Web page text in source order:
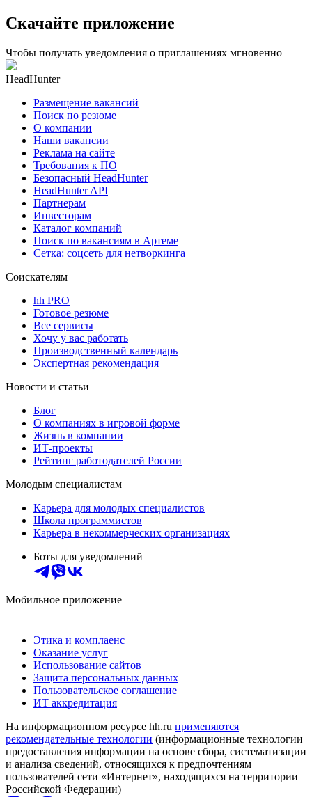
Скачайте приложение
Чтобы получать уведомления о приглашениях мгновенно
HeadHunter
Размещение вакансий
Поиск по резюме
О компании
Наши вакансии
Реклама на сайте
Требования к ПО
Безопасный HeadHunter
HeadHunter API
Партнерам
Инвесторам
Каталог компаний
Поиск по вакансиям в Артеме
Сетка: соцсеть для нетворкинга
Соискателям
hh PRO
Готовое резюме
Все сервисы
Хочу у вас работать
Производственный календарь
Экспертная рекомендация
Новости и статьи
Блог
О компаниях в игровой форме
Жизнь в компании
ИТ-проекты
Рейтинг работодателей России
Молодым специалистам
Карьера для молодых специалистов
Школа программистов
Карьера в некоммерческих организациях
Боты для уведомлений
Мобильное приложение
Этика и комплаенс
Оказание услуг
Использование сайтов
Защита персональных данных
Пользовательское соглашение
ИТ аккредитация
На информационном ресурсе hh.ru применяются
рекомендательные технологии (информационные технологии
предоставления информации на основе сбора, систематизации
и анализа сведений, относящихся к предпочтениям
пользователей сети «Интернет», находящихся на территории
Российской Федерации)